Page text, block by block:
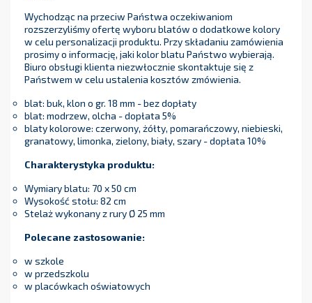
Wychodząc na przeciw Państwa oczekiwaniom
rozszerzyliśmy ofertę wyboru blatów o dodatkowe kolory
w celu personalizacji produktu. Przy składaniu zamówienia
prosimy o informację, jaki kolor blatu Państwo wybierają.
Biuro obsługi klienta niezwłocznie skontaktuje się z
Państwem w celu ustalenia kosztów zmówienia.
blat: buk, klon o gr. 18 mm - bez dopłaty
blat: modrzew, olcha - dopłata 5%
blaty kolorowe: czerwony, żółty, pomarańczowy, niebieski,
granatowy, limonka, zielony, biały, szary - dopłata 10%
Charakterystyka produktu:
Wymiary blatu: 70 x 50 cm
Wysokość stołu: 82 cm
Stelaż wykonany z rury Ø 25 mm
Polecane zastosowanie:
w szkole
w przedszkolu
w placówkach oświatowych